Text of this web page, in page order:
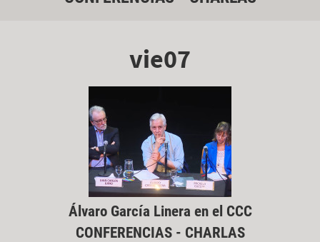
vie07
Álvaro García Linera en el CCC
CONFERENCIAS - CHARLAS